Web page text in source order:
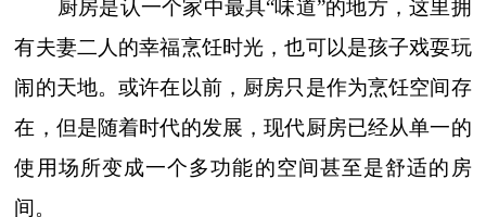
厨房是认一个家中最具“味道”的地方，这里拥
有夫妻二人的幸福烹饪时光，也可以是孩子戏耍玩
闹的天地。或许在以前，厨房只是作为烹饪空间存
在，但是随着时代的发展，现代厨房已经从单一的
使用场所变成一个多功能的空间甚至是舒适的房
间。